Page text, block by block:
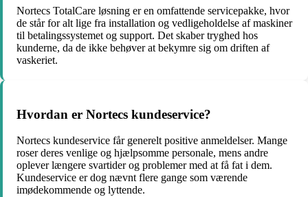
Nortecs TotalCare løsning er en omfattende servicepakke, hvor
de står for alt lige fra installation og vedligeholdelse af maskiner
til betalingssystemet og support. Det skaber tryghed hos
kunderne, da de ikke behøver at bekymre sig om driften af
vaskeriet.
Hvordan er Nortecs kundeservice?
Nortecs kundeservice får generelt positive anmeldelser. Mange
roser deres venlige og hjælpsomme personale, mens andre
oplever længere svartider og problemer med at få fat i dem.
Kundeservice er dog nævnt flere gange som værende
imødekommende og lyttende.